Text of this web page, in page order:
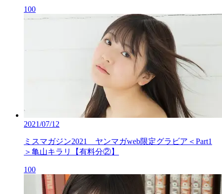
100
2021/07/12
ミスマガジン2021 ヤンマガweb限定グラビア＜Part1
＞亀山キラリ【有料分②】
100